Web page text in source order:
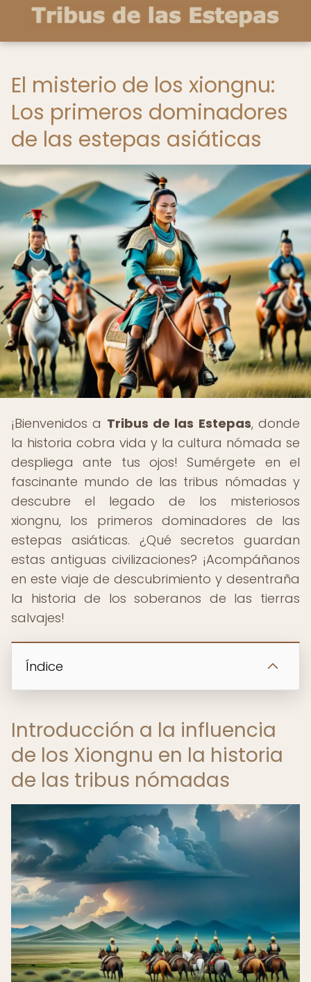
El misterio de los xiongnu:
Los primeros dominadores
de las estepas asiáticas
¡Bienvenidos a Tribus de las Estepas, donde
la historia cobra vida y la cultura nómada se
despliega ante tus ojos! Sumérgete en el
fascinante mundo de las tribus nómadas y
descubre el legado de los misteriosos
xiongnu, los primeros dominadores de las
estepas asiáticas. ¿Qué secretos guardan
estas antiguas civilizaciones? ¡Acompáñanos
en este viaje de descubrimiento y desentraña
la historia de los soberanos de las tierras
salvajes!
Índice
Introducción a la influencia
de los Xiongnu en la historia
de las tribus nómadas